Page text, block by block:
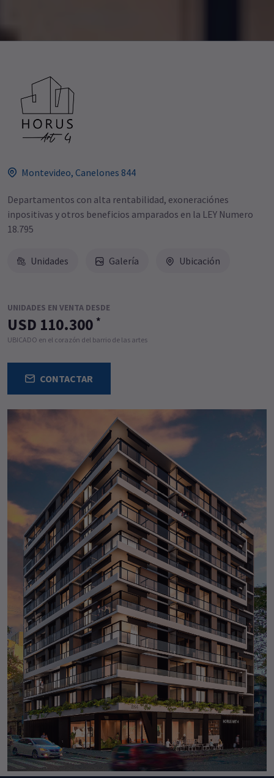
Montevideo, Canelones 844
Departamentos con alta rentabilidad, exoneraciónes
inpositivas y otros beneficios amparados en la LEY Numero
18.795
Unidades Galería Ubicación
UNIDADES EN VENTA DESDE
USD 110.300 *
UBICADO en el corazón del barrio de las artes
CONTACTAR